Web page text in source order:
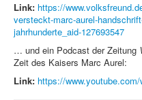
Link: https://
versteckt-marc-aurel-
jahrhunderte_aid-127693547
… und ein Podcast der Zeitung
Zeit des Kaisers Marc Aurel:
Link: https://